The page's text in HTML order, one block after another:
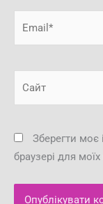
Зберегти моє
браузері для